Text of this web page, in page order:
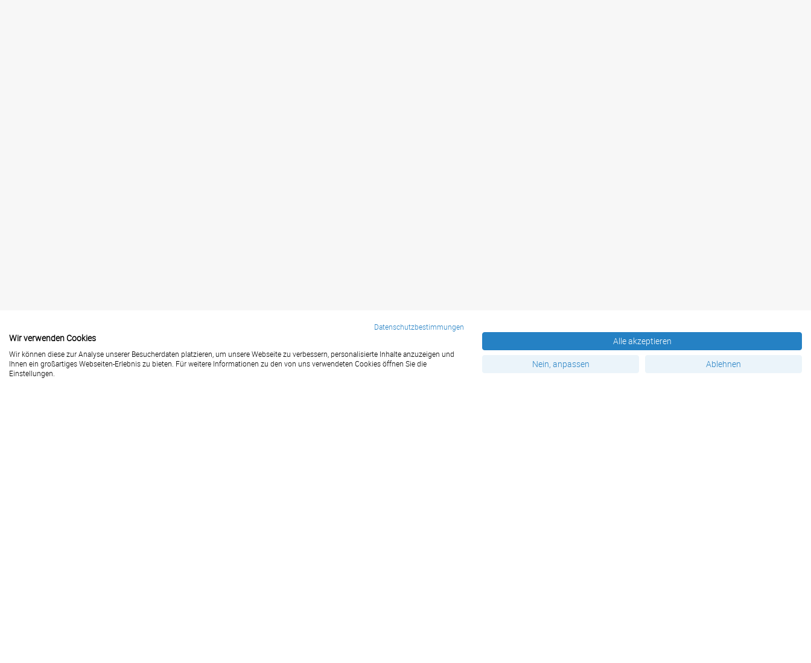
Kontakt Produktübersicht
Service
Datenschutzbestimmungen
Wir verwenden Cookies
Wir können diese zur Analyse unserer Besucherdaten platzieren, um unsere Webseite zu verbessern, personalisierte Inhalte anzuzeigen und
Ihnen ein großartiges Webseiten-Erlebnis zu bieten. Für weitere Informationen zu den von uns verwendeten Cookies öffnen Sie die
Einstellungen.
Alle akzeptieren
Nein, anpassen
Ablehnen